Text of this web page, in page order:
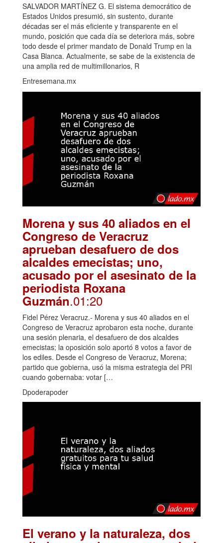
SALVADOR MARTÍNEZ G. El sistema democrático de
Estados Unidos presumió, sin sustento, durante
décadas ser el más eficiente y transparente en el
mundo, posición que cada día se deteriora más, sobre
todo desde el primer mandato de Donald Trump en la
Casa Blanca. Actualmente, se sabe de la existencia de
una amplia red de multimillonarios, R
Entresemana.mx
Morena y sus 40 aliados en el
Congreso de Veracruz
aprueban desafuero de dos
alcaldes emecistas; uno,
acusado por el asesinato de la
periodista Roxana
Guzmán.01:20
Fidel Pérez Veracruz.- Morena y sus 40 aliados en el
Congreso de Veracruz aprobaron esta noche, durante
una sesión plenaria, el desafuero de dos alcaldes
emecistas; la oposición solo aportó 8 votos a favor de
los ediles. Desde el Congreso de Veracruz, Morena;
partido que gobierna, usó la misma estrategia del PRI
cuando gobernaba: votar […
Dpoderapoder
El verano y la naturaleza, dos